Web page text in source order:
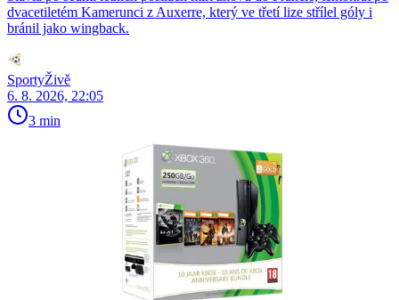
dvacetiletém Kamerunci z Auxerre, který ve třetí lize střílel góly i
bránil jako wingback.
SportyŽivě
6. 8. 2026, 22:05
3 min